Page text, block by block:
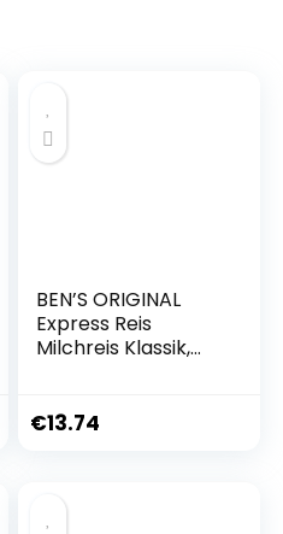
BEN’S ORIGINAL
Express Reis
Milchreis Klassik,
Fertiggericht, 6
€13.74